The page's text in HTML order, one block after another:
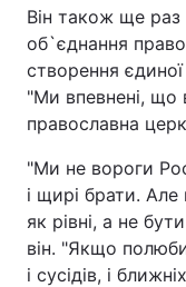
Він також ще раз
об`єднання
створення
"Ми впевнені, що
православна
"Ми не вороги
і щирі брати.
як рівні, а не
він. "Якщо
і сусідів, і